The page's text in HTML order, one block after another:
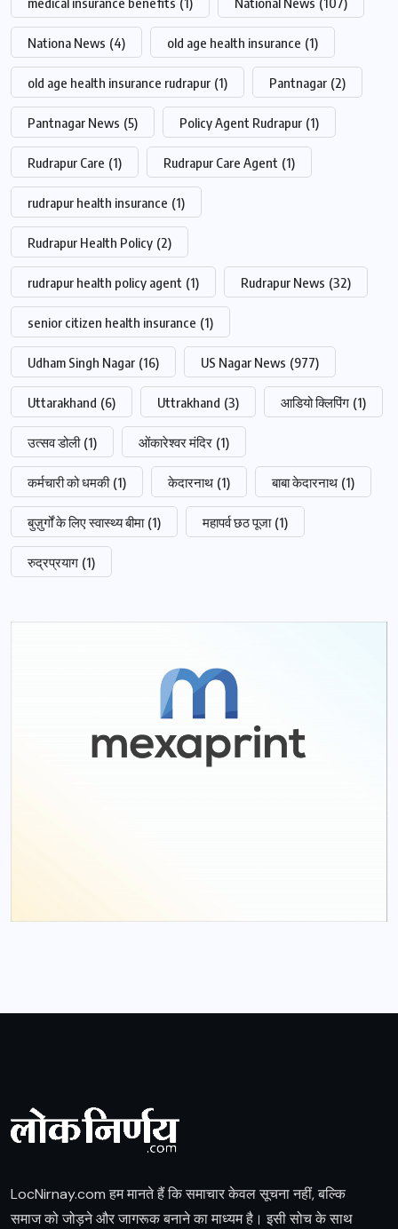
Nationa News (4) old age health insurance (1)
old age health insurance rudrapur (1) Pantnagar (2)
Pantnagar News (5) Policy Agent Rudrapur (1)
Rudrapur Care (1) Rudrapur Care Agent (1)
rudrapur health insurance (1)
Rudrapur Health Policy (2)
rudrapur health policy agent (1) Rudrapur News (32)
senior citizen health insurance (1)
Udham Singh Nagar (16) US Nagar News (977)
Uttarakhand (6) Uttrakhand (3) आडियो क्लिपिंग (1)
उत्सव डोली (1) ओंकारेश्वर मंदिर (1)
कर्मचारी को धमकी (1) केदारनाथ (1) बाबा केदारनाथ (1)
बुज़ुर्गों के लिए स्वास्थ्य बीमा (1) महापर्व छठ पूजा (1)
रुद्रप्रयाग (1)
LocNirnay.com हम मानते हैं कि समाचार केवल सूचना नहीं, बल्कि
समाज को जोड़ने और जागरूक बनाने का माध्यम है। इसी सोच के साथ